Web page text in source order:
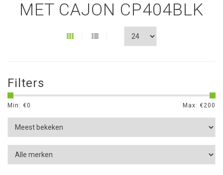
MET CAJON CP404BLK
Filters
Min: €0 Max: €200